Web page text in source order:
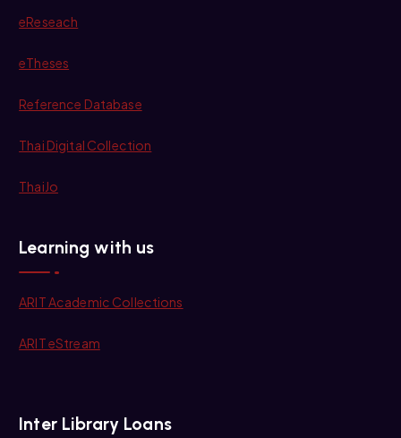
eReseach
eTheses
Reference Database
Thai Digital Collection
ThaiJo
Learning with us
ARIT Academic Collections
ARIT eStream
Inter Library Loans